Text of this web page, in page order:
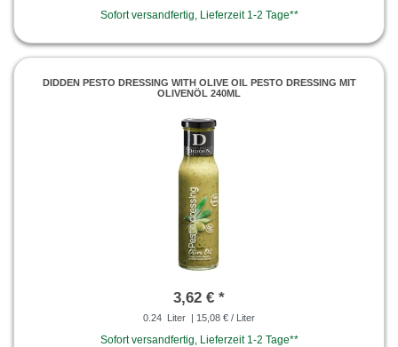
Sofort versandfertig, Lieferzeit 1-2 Tage**
DIDDEN PESTO DRESSING WITH OLIVE OIL PESTO DRESSING MIT
OLIVENÖL 240ML
3,62 € *
0.24 Liter | 15,08 € / Liter
Sofort versandfertig, Lieferzeit 1-2 Tage**